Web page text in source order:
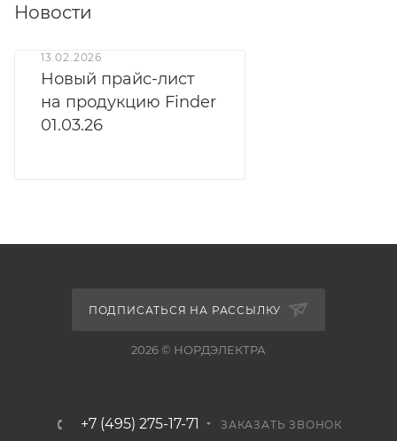
Новости
13.02.2026
Новый прайс-лист
на продукцию Finder
01.03.26
ПОДПИСАТЬСЯ НА РАССЫЛКУ
2026 © НОРДЭЛЕКТРА
+7 (495) 275-17-71 ЗАКАЗАТЬ ЗВОНОК